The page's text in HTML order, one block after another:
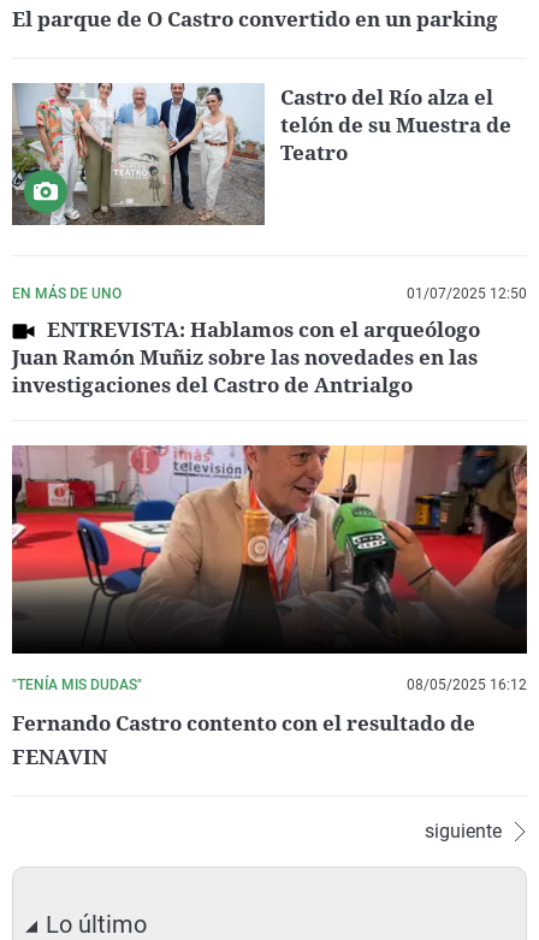
El parque de O Castro convertido en un parking
Castro del Río alza el
telón de su Muestra de
Teatro
EN MÁS DE UNO 01/07/2025 12:50
ENTREVISTA: Hablamos con el arqueólogo
Juan Ramón Muñiz sobre las novedades en las
investigaciones del Castro de Antrialgo
"TENÍA MIS DUDAS" 08/05/2025 16:12
Fernando Castro contento con el resultado de
FENAVIN
siguiente
Lo último